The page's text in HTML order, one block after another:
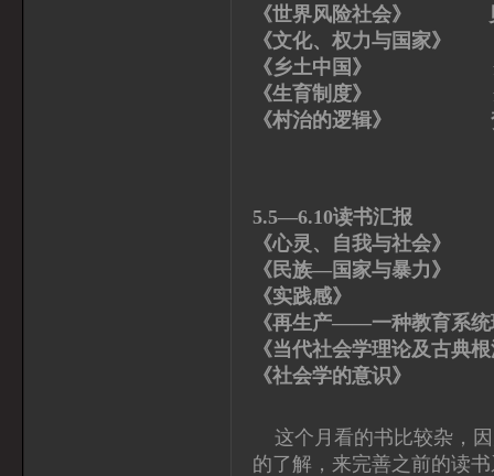
《世界风险社会》
《文化、权力与国家》
《乡土中国》
《生育制度》
《村治的逻辑》
5.5—6.10读书汇报
《心灵、自我与社
《民族—国家与
《实践感》
《再生产——一种教育系
《当代社会学理论及古
《社会学的意
这个月看的书比较杂，
的了解，来完善之前的读